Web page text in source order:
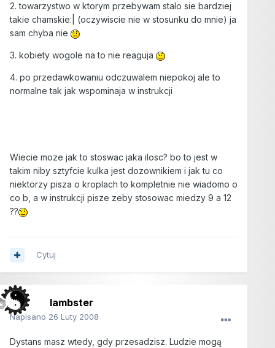
2. towarzystwo w ktorym przebywam stalo sie bardziej
takie chamskie:| (oczywiscie nie w stosunku do mnie) ja
sam chyba nie
3. kobiety wogole na to nie reaguja
4. po przedawkowaniu odczuwalem niepokoj ale to
normalne tak jak wspominaja w instrukcji
Wiecie moze jak to stoswac jaka ilosc? bo to jest w
takim niby sztyfcie kulka jest dozownikiem i jak tu co
niektorzy pisza o kroplach to kompletnie nie wiadomo o
co b, a w instrukcji pisze zeby stosowac miedzy 9 a 12
??
Cytuj
lambster
Napisano 26 Luty 2008
Dystans masz wtedy, gdy przesadzisz. Ludzie mogą